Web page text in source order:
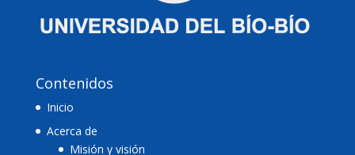
Contenidos
Inicio
Acerca de
Misión y visión